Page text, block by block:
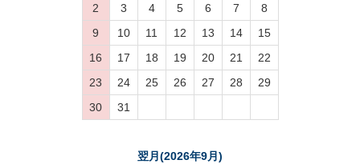
2
3 4 5 6 7
8
9
10 11 12 13 14
15
16
17 18 19 20 21
22
23
24 25 26 27 28
29
30
31
翌月(2026年9月)